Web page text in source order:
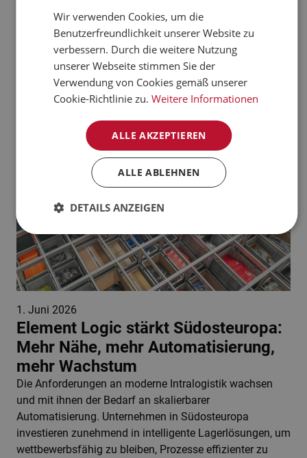
verarbeiten kann.
Jetzt mehr erfahren
Aktuelle News:
1. Juni 2026
Element Logic stärkt Südosteuropa:
Mehr Nähe, mehr Automatisierung,
mehr Wachstum
Die Anforderungen an moderne Intralogistik wachsen
und mit ihnen der Bedarf an skalierbarer
Automatisierung. Unternehmen in Südosteuropa
investieren zunehmend in intelligente Lagerlösungen, um
wettbewerbsfähig zu bleiben, Prozesse effizienter zu
FRENCH
DANISH
POLISH
ITALIAN
ENGLISH
Wir verwenden Cookies, um die
Benutzerfreundlichkeit unserer Website zu
verbessern. Durch die weitere Nutzung
unserer Webseite stimmen Sie der
Verwendung von Cookies gemäß unserer
Cookie-Richtlinie zu. Weitere Informationen
ALLE AKZEPTIEREN
ALLE ABLEHNEN
DETAILS ANZEIGEN